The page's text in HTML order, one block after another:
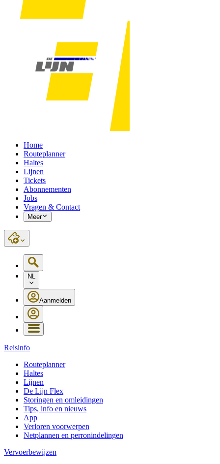
Home
Routeplanner
Haltes
Lijnen
Tickets
Abonnementen
Jobs
Vragen & Contact
Meer
NL
Aanmelden
Reisinfo
Routeplanner
Haltes
Lijnen
De Lijn Flex
Storingen en omleidingen
Tips, info en nieuws
App
Verloren voorwerpen
Netplannen en perronindelingen
Vervoerbewijzen